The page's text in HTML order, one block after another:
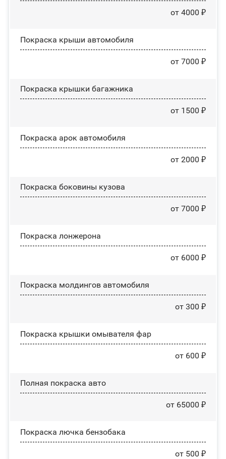
от 4000 ₽
Покраска крыши автомобиля
от 7000 ₽
Покраска крышки багажника
от 1500 ₽
Покраска арок автомобиля
от 2000 ₽
Покраска боковины кузова
от 7000 ₽
Покраска лонжерона
от 6000 ₽
Покраска молдингов автомобиля
от 300 ₽
Покраска крышки омывателя фар
от 600 ₽
Полная покраска авто
от 65000 ₽
Покраска лючка бензобака
от 500 ₽